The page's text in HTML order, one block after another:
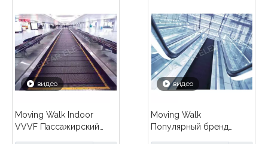
видео
Moving Walk Indoor
VVVF Пассажирский
видео
Moving Walk
Популярный бренд